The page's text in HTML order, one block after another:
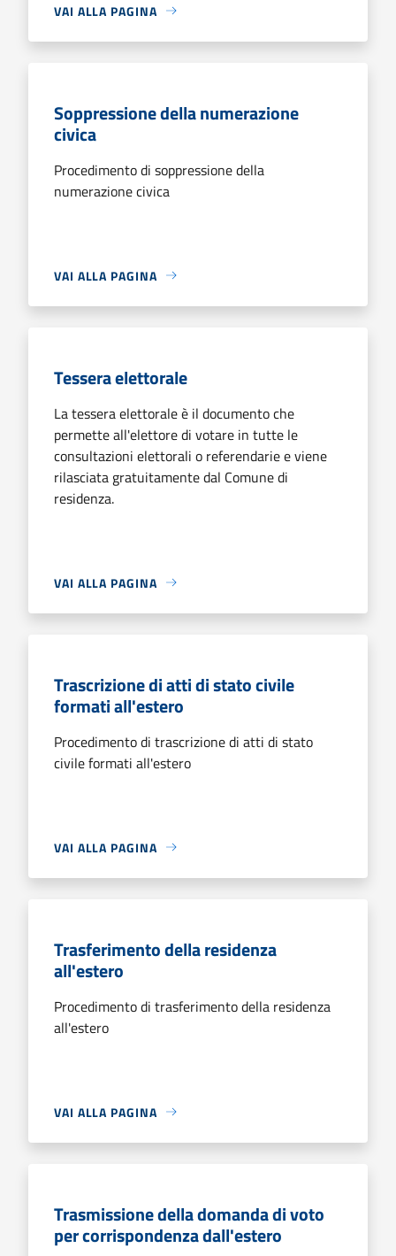
VAI ALLA PAGINA
Soppressione della numerazione
civica
Procedimento di soppressione della
numerazione civica
VAI ALLA PAGINA
Tessera elettorale
La tessera elettorale è il documento che
permette all'elettore di votare in tutte le
consultazioni elettorali o referendarie e viene
rilasciata gratuitamente dal Comune di
residenza.
VAI ALLA PAGINA
Trascrizione di atti di stato civile
formati all'estero
Procedimento di trascrizione di atti di stato
civile formati all'estero
VAI ALLA PAGINA
Trasferimento della residenza
all'estero
Procedimento di trasferimento della residenza
all'estero
VAI ALLA PAGINA
Trasmissione della domanda di voto
per corrispondenza dall'estero